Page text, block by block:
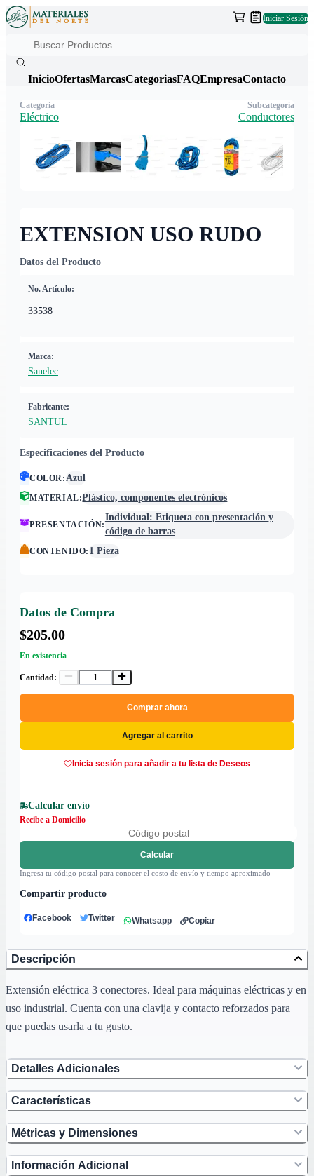
Iniciar Sesión
InicioOfertasMarcasCategoriasFAQEmpresaContacto
EXTENSION USO RUDO
Datos del Producto
No. Artículo:
33538
Marca:
Sanelec
Fabricante:
SANTUL
Especificaciones del Producto
COLOR:Azul
MATERIAL:Plástico, componentes electrónicos
PRESENTACIÓN:
Individual: Etiqueta con presentación y
código de barras
CONTENIDO: 1 Pieza
Datos de Compra
$205.00
En existencia
Cantidad:
Comprar ahora
Agregar al carrito
Inicia sesión para añadir a tu lista de Deseos
Calcular envío
Recibe a Domicilio
Calcular
Ingresa tu código postal para conocer el costo de envío y tiempo aproximado
Compartir producto
Facebook Twitter Whatsapp Copiar
Categoría
Eléctrico
Subcategoría
Conductores
Descripción
Extensión eléctrica 3 conectores. Ideal para máquinas eléctricas y en
uso industrial. Cuenta con una clavija y contacto reforzados para
que puedas usarla a tu gusto.
Detalles Adicionales
Características
Métricas y Dimensiones
Información Adicional